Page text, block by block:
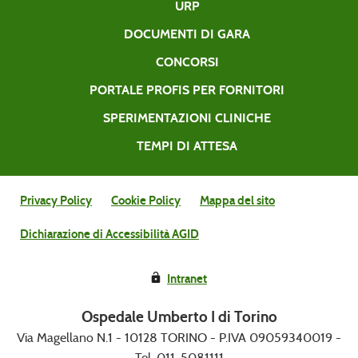
URP
DOCUMENTI DI GARA
CONCORSI
PORTALE PROFIS PER FORNITORI
SPERIMENTAZIONI CLINICHE
TEMPI DI ATTESA
Privacy Policy Cookie Policy Mappa del sito
Dichiarazione di Accessibilità AGID
Intranet
Ospedale Umberto I di Torino
Via Magellano N.1 - 10128 TORINO - P.IVA 09059340019 -